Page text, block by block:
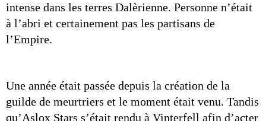
intense dans les terres Dalèrienne. Personne n’était
à l’abri et certainement pas les partisans de
l’Empire.
Une année était passée depuis la création de la
guilde de meurtriers et le moment était venu. Tandis
qu’Aslox Stars s’était rendu à Vinterfell afin d’acter